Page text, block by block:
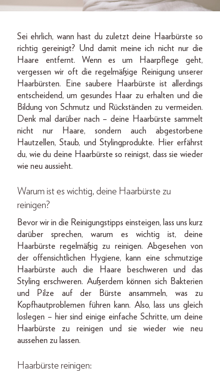
Sei ehrlich, wann hast du zuletzt deine Haarbürste so
richtig gereinigt? Und damit meine ich nicht nur die
Haare entfernt. Wenn es um Haarpflege geht,
vergessen wir oft die regelmäßige Reinigung unserer
Haarbürsten. Eine saubere Haarbürste ist allerdings
entscheidend, um gesundes Haar zu erhalten und die
Bildung von Schmutz und Rückständen zu vermeiden.
Denk mal darüber nach – deine Haarbürste sammelt
nicht nur Haare, sondern auch abgestorbene
Hautzellen, Staub, und Stylingprodukte. Hier erfährst
du, wie du deine Haarbürste so reinigst, dass sie wieder
wie neu aussieht.
Warum ist es wichtig, deine Haarbürste zu
reinigen?
Bevor wir in die Reinigungstipps einsteigen, lass uns kurz
darüber sprechen, warum es wichtig ist, deine
Haarbürste regelmäßig zu reinigen. Abgesehen von
der offensichtlichen Hygiene, kann eine schmutzige
Haarbürste auch die Haare beschweren und das
Styling erschweren. Außerdem können sich Bakterien
und Pilze auf der Bürste ansammeln, was zu
Kopfhautproblemen führen kann. Also, lass uns gleich
loslegen – hier sind einige einfache Schritte, um deine
Haarbürste zu reinigen und sie wieder wie neu
aussehen zu lassen.
Haarbürste reinigen: